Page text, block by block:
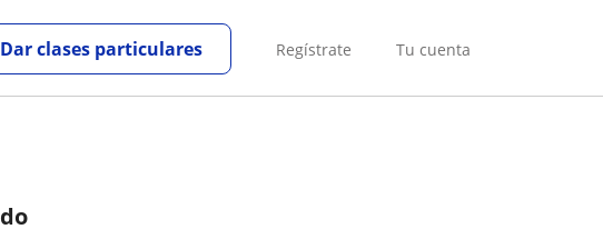
Regístrate Tu cuenta
Dar clases particulares